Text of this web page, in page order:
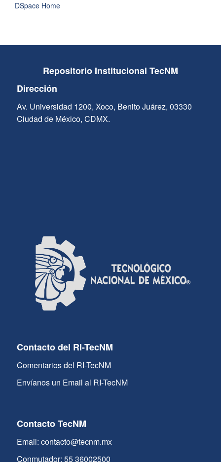
DSpace Home
Repositorio Institucional TecNM
Dirección
Av. Universidad 1200, Xoco, Benito Juárez, 03330
Ciudad de México, CDMX.
Contacto del RI-TecNM
Comentarios del RI-TecNM
Envíanos un Email al RI-TecNM
Contacto TecNM
Email: contacto@tecnm.mx
Conmutador: 55 36002500